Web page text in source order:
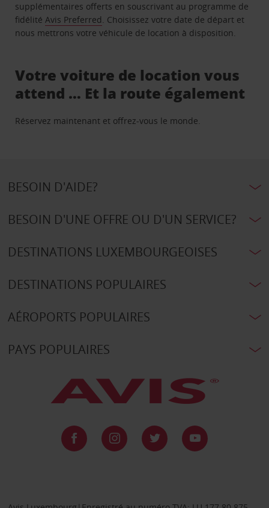
supplémentaires offerts en souscrivant au programme de
fidélitéAvis Preferred. Choisissez votre date de départ et
nous mettrons votre véhicule de location à disposition.
Votre voiture de location vous
attend … Et la route également
Réservez maintenant et offrez-vous le monde.
BESOIN D'AIDE?
BESOIN D'UNE OFFRE OU D'UN SERVICE?
DESTINATIONS LUXEMBOURGEOISES
DESTINATIONS POPULAIRES
AÉROPORTS POPULAIRES
PAYS POPULAIRES